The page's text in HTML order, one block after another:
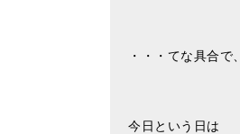
・・・てな具合で、
今日という日は